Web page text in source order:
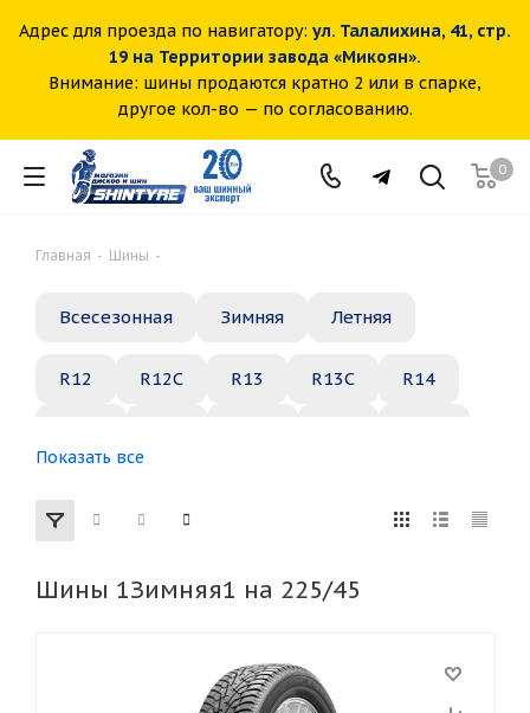
Адрес для проезда по навигатору: ул. Талалихина, 41, стр.
19 на Территории завода «Микоян».
Внимание: шины продаются кратно 2 или в спарке,
другое кол-во — по согласованию.
0
Главная - Шины -
Всесезонная Зимняя Летняя
R12 R12C R13 R13C R14
R22
155 165 185 195
285 295
Показать все
Шины 1Зимняя1 на 225/45